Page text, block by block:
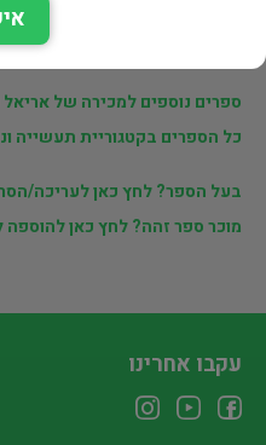
ספרים נוספים למכירה של אריאל (19
כל הספרים בקטגוריית תעשייה וניהול (573
בעל הספר? לחץ כאן לעריכה/
מוכר ספר זהה? לחץ כאן להוספה
עקבו אחרינו